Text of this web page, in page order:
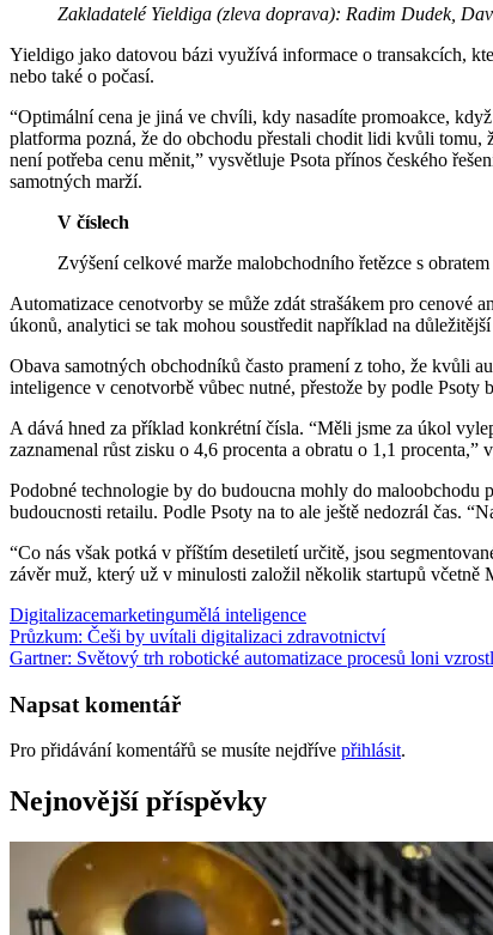
Zakladatelé Yieldiga (zleva doprava): Radim Dudek,
Yieldigo jako datovou bázi využívá informace o transakcích,
nebo také o počasí.
“Optimální cena je jiná ve chvíli, kdy nasadíte promoakce,
platforma pozná, že do obchodu přestali chodit lidi kvůli tomu,
není potřeba cenu měnit,” vysvětluje Psota přínos českého
samotných marží.
V číslech
Zvýšení celkové marže malobchodního řetězce s
Automatizace cenotvorby se může zdát strašákem pro
úkonů, analytici se tak mohou soustředit například na
Obava samotných obchodníků často pramení z toho, že kvůli
inteligence v cenotvorbě vůbec nutné, přestože by podle
A dává hned za příklad konkrétní čísla. “Měli jsme za úkol
zaznamenal růst zisku o 4,6 procenta a obratu o 1,1
Podobné technologie by do budoucna mohly do maloobchodu
budoucnosti retailu. Podle Psoty na to ale ještě nedozrál čas.
“Co nás však potká v příštím desetiletí určitě, jsou
závěr muž, který už v minulosti založil několik startupů včetně
Digitalizacemarketingumělá inteligence
Navigace
pro
příspěvek
Průzkum: Češi by uvítali digitalizaci zdravotnictví
Gartner: Světový trh robotické automatizace procesů loni
Napsat komentář
Pro přidávání komentářů se musíte nejdříve přihlásit.
Nejnovější příspěvky